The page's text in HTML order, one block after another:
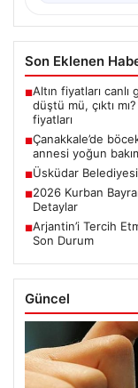
Son Eklenen
■Altın fiyatları
düştü mü, çıktı
fiyatları
■Çanakkale’de
annesi yoğun
■Üsküdar
■2026 Kurban
Detaylar
■Arjantin’i Tercih
Son Durum
Güncel